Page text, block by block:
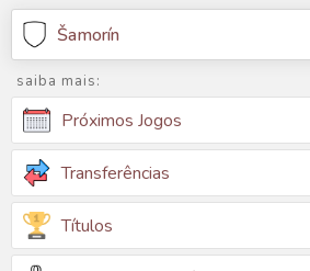
Šamorín
saiba mais:
Próximos Jogos
Transferências
Títulos